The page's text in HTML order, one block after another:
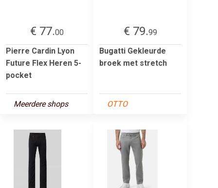
€ 77.00
Pierre Cardin Lyon
Future Flex Heren 5-
pocket
Meerdere shops
€ 79.99
Bugatti Gekleurde
broek met stretch
OTTO